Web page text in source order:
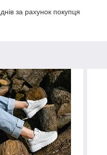
за рахунок покупця